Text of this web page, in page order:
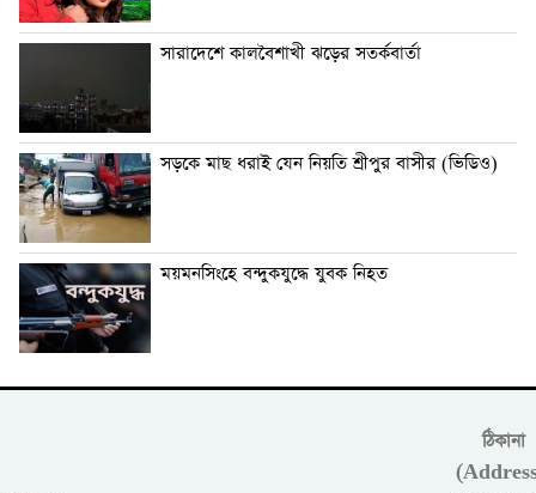
সারাদেশে কালবৈশাখী ঝড়ের সতর্কবার্তা
সড়কে মাছ ধরাই যেন নিয়তি শ্রীপুর বাসীর (ভিডিও)
ময়মনসিংহে বন্দুকযুদ্ধে যুবক নিহত
ঠিকানা